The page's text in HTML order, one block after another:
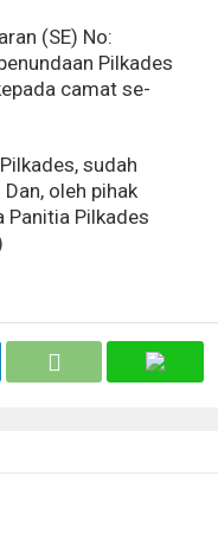
(SE) No:
Pilkades
camat se-
sudah
oleh pihak
Pilkades